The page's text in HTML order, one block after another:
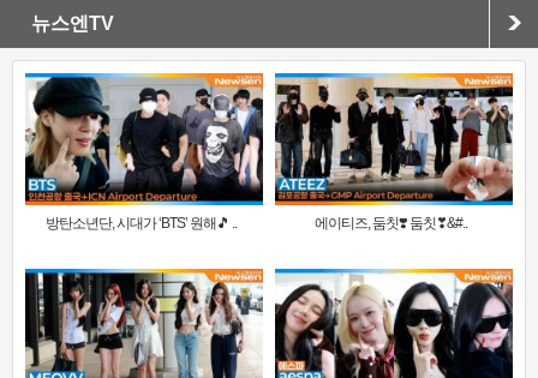
뉴스엔TV
방탄소년단, 시대가 ‘BTS’ 원해🎵 .. 에이티즈, 둠칫❣️ 둠칫❣&#..